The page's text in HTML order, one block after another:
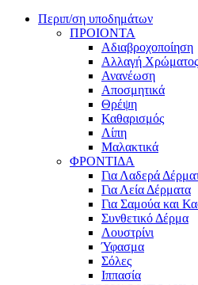
Περιπ/ση υποδημάτων
ΠΡΟΙΟΝΤΑ
Αδιαβροχοποίηση
Αλλαγή Χρώματος
Ανανέωση
Αποσμητικά
Θρέψη
Καθαρισμός
Λίπη
Μαλακτικά
ΦΡΟΝΤΙΔΑ
Για Λαδερά
Για Λεία Δέρματα
Για Σαμούα και
Συνθετικό Δέρμα
Λουστρίνι
Ύφασμα
Σόλες
Ιππασία